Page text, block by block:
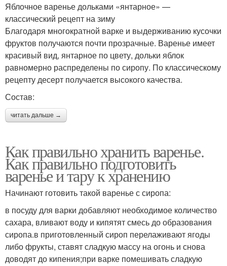
Яблочное варенье дольками «янтарное» —
классический рецепт на зиму
Благодаря многократной варке и выдерживанию кусочки
фруктов получаются почти прозрачные. Варенье имеет
красивый вид, янтарное по цвету, дольки яблок
равномерно распределены по сиропу. По классическому
рецепту десерт получается высокого качества.
Состав:
читать дальше →
Как правильно хранить варенье.
Как правильно подготовить
варенье и тару к хранению
Начинают готовить такой варенье с сиропа:
в посуду для варки добавляют необходимое количество
сахара, вливают воду и кипятят смесь до образования
сиропа.в приготовленный сироп перелаживают ягоды
либо фрукты, ставят сладкую массу на огонь и снова
доводят до кипения;при варке помешивать сладкую